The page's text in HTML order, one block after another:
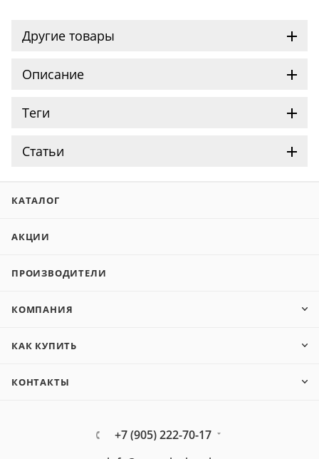
Другие товары
Описание
Теги
Статьи
КАТАЛОГ
АКЦИИ
ПРОИЗВОДИТЕЛИ
КОМПАНИЯ
КАК КУПИТЬ
КОНТАКТЫ
+7 (905) 222-70-17